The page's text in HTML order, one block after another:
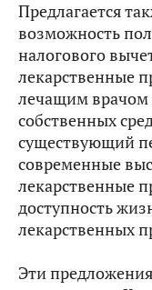
Предлагается
возможность
налогового
лекарственные
лечащим врачом
собственных
существующий
современные
лекарственные
доступность
лекарственных
Эти